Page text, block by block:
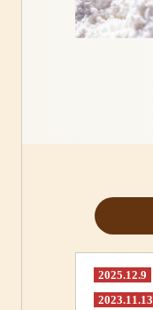
2025.12.9
2023.11.13